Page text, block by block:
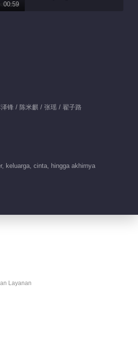
00:59
00:40
锋 / 陈米麒 / 张瑶 / 翟子路
keluarga, cinta, hingga akhirnya
Layanan